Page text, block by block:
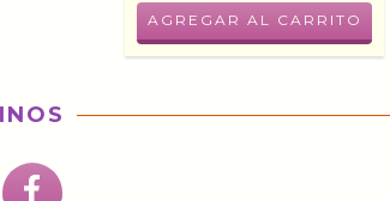
AGREGAR AL CARRITO